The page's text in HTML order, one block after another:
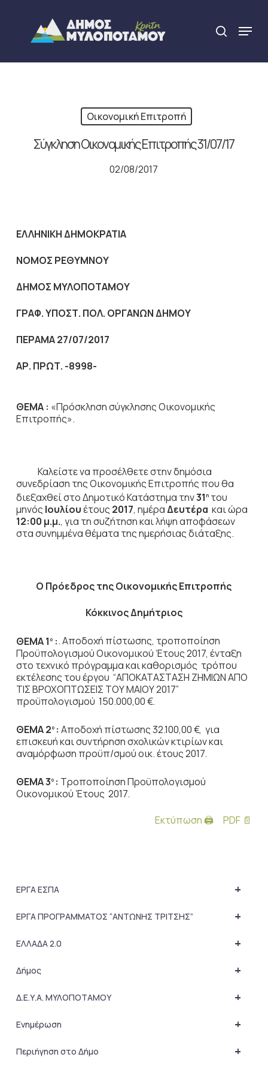
content
search
Menu
Οικονομική Επιτροπή
Σύγκληση Οικονομικής Επιτροπής 31/07/17
02/08/2017
ΕΛΛΗΝΙΚΗ ΔΗΜΟΚΡΑΤΙΑ
NOMOΣ ΡΕΘΥΜΝΟΥ
ΔΗΜΟΣ ΜΥΛΟΠΟΤΑΜΟΥ
ΓΡΑΦ. ΥΠΟΣΤ. ΠΟΛ. ΟΡΓΑΝΩΝ ΔΗΜΟΥ
ΠΕΡΑΜΑ 27/07/2017
ΑΡ. ΠΡΩΤ. -8998-
ΘΕΜΑ : «Πρόσκληση σύγκλησης Οικονομικής
Επιτροπής».
Καλείστε να προσέλθετε στην δημόσια
συνεδρίαση της Οικονομικής Επιτροπής που θα
διεξαχθεί στο Δημοτικό Κατάστημα την31 ητου
μηνός Ιουλίουέτους 2017, ημέραΔευτέρα και ώρα
12:00 μ.μ., για τη συζήτησηκαι λήψη αποφάσεων
στα συνημμένα θέματα της ημερήσιας διάταξης.
Ο Πρόεδροςτης Οικονομικής Επιτροπής
Κόκκινος Δημήτριος
ΘΕΜΑ 1 ο:.Αποδοχή πίστωσης, τροποποίηση
Προϋπολογισμού Οικονομικού Έτους 2017, ένταξη
στο τεχνικό πρόγραμμα και καθορισμός τρόπου
εκτέλεσης του έργου “ΑΠΟΚΑΤΑΣΤΑΣΗ ΖΗΜΙΩΝ ΑΠΟ
ΤΙΣ ΒΡΟΧΟΠΤΩΣΕΙΣ ΤΟΥ ΜΑΙΟΥ 2017”
προϋπολογισμού 150.000,00 €.
ΘΕΜΑ 2ο : Αποδοχή πίστωσης 32.100,00 €, για
επισκευή και συντήρηση σχολικών κτιρίων και
αναμόρφωση προϋπ/σμού οικ. έτους 2017.
ΘΕΜΑ 3ο : Τροποποίηση Προϋπολογισμού
Οικονομικού Έτους 2017.
Εκτύπωση 🖨
PDF 📄
+
ΕΡΓΑ ΕΣΠΑ
+
ΕΡΓΑ ΠΡΟΓΡΑΜΜΑΤΟΣ “ΑΝΤΩΝΗΣ ΤΡΙΤΣΗΣ”
+
ΕΛΛΑΔΑ 2.0
+
Δήμος
+
Δ.Ε.Υ.Α. ΜΥΛΟΠΟΤΑΜΟΥ
+
Ενημέρωση
+
Περιήγηση στο Δήμο
Close